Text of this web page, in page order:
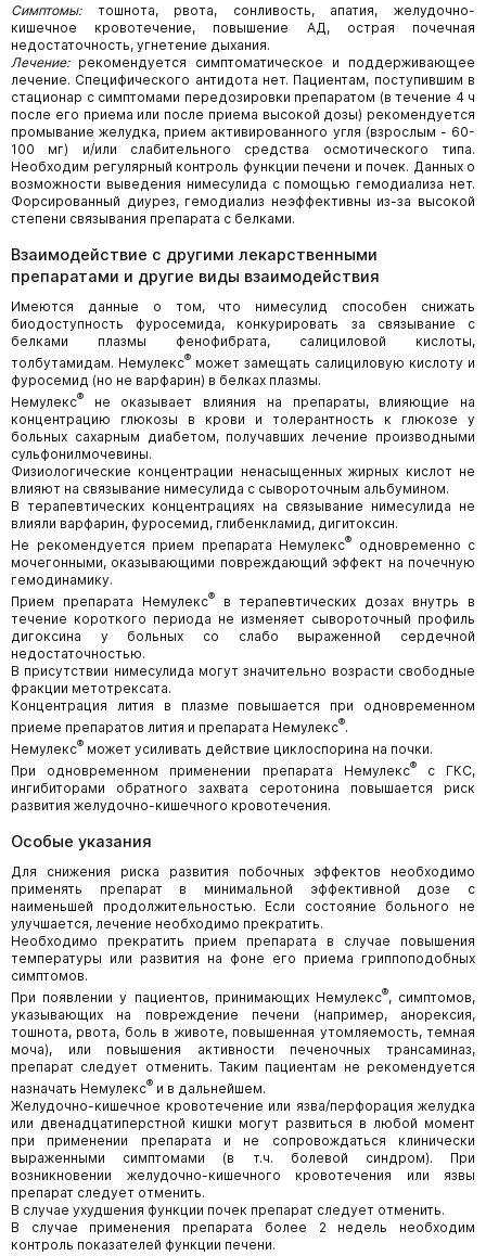
Симптомы: тошнота, рвота, сонливость, апатия, желудочно-
кишечное кровотечение, повышение АД, острая почечная
недостаточность, угнетение дыхания.
Лечение: рекомендуется симптоматическое и поддерживающее
лечение. Специфического антидота нет. Пациентам, поступившим в
стационар с симптомами передозировки препаратом (в течение 4 ч
после его приема или после приема высокой дозы) рекомендуется
промывание желудка, прием активированного угля (взрослым - 60-
100 мг) и/или слабительного средства осмотического типа.
Необходим регулярный контроль функции печени и почек. Данных о
возможности выведения нимесулида с помощью гемодиализа нет.
Форсированный диурез, гемодиализ неэффективны из-за высокой
степени связывания препарата с белками.
Взаимодействие с другими лекарственными
препаратами и другие виды взаимодействия
Имеются данные о том, что нимесулид способен снижать
биодоступность фуросемида, конкурировать за связывание с
белками плазмы фенофибрата, салициловой кислоты,
толбутамидам. Немулекс® может замещать салициловую кислоту и
фуросемид (но не варфарин) в белках плазмы.
Немулекс®
не оказывает влияния на препараты, влияющие на
концентрацию глюкозы в крови и толерантность к глюкозе у
больных сахарным диабетом, получавших лечение производными
сульфонилмочевины.
Физиологические концентрации ненасыщенных жирных кислот не
влияют на связывание нимесулида с сывороточным альбумином.
В терапевтических концентрациях на связывание нимесулида не
влияли варфарин, фуросемид, глибенкламид, дигитоксин.
Не рекомендуется прием препарата Немулекс®
одновременно с
мочегонными, оказывающими повреждающий эффект на почечную
гемодинамику.
Прием препарата Немулекс®в терапевтических дозах внутрь в
течение короткого периода не изменяет сывороточный профиль
дигоксина у больных со слабо выраженной сердечной
недостаточностью.
В присутствии нимесулида могут значительно возрасти свободные
фракции метотрексата.
Концентрация лития в плазме повышается при одновременном
приеме препаратов лития и препарата Немулекс®.
Немулекс® может усиливать действие циклоспорина на почки.
При одновременном применении препарата Немулекс®с ГКС,
ингибиторами обратного захвата серотонина повышается риск
развития желудочно-кишечного кровотечения.
Особые указания
Для снижения риска развития побочных эффектов необходимо
применять препарат в минимальной эффективной дозе с
наименьшей продолжительностью. Если состояние больного не
улучшается, лечение необходимо прекратить.
Необходимо прекратить прием препарата в случае повышения
температуры или развития на фоне его приема гриппоподобных
симптомов.
При появлении у пациентов, принимающих Немулекс®, симптомов,
указывающих на повреждение печени (например, анорексия,
тошнота, рвота, боль в животе, повышенная утомляемость, темная
моча), или повышения активности печеночных трансаминаз,
препарат следует отменить. Таким пациентам не рекомендуется
назначать Немулекс® и в дальнейшем.
Желудочно-кишечное кровотечение или язва/перфорация желудка
или двенадцатиперстной кишки могут развиться в любой момент
при применении препарата и не сопровождаться клинически
выраженными симптомами (в т.ч. болевой синдром). При
возникновении желудочно-кишечного кровотечения или язвы
препарат следует отменить.
В случае ухудшения функции почек препарат следует отменить.
В случае применения препарата более 2 недель необходим
контроль показателей функции печени.